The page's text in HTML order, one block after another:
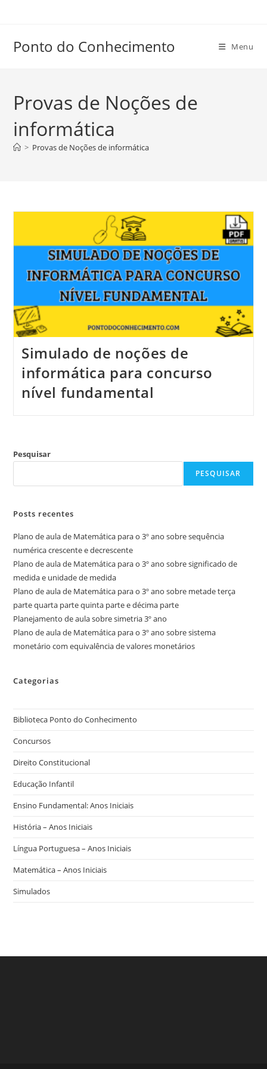
conteúdo
Ponto do Conhecimento Menu
Provas de Noções de
informática
> Provas de Noções de informática
Simulado de noções de
informática para concurso
nível fundamental
Pesquisar
PESQUISAR
Posts recentes
Plano de aula de Matemática para o 3º ano sobre sequência
numérica crescente e decrescente
Plano de aula de Matemática para o 3º ano sobre significado de
medida e unidade de medida
Plano de aula de Matemática para o 3º ano sobre metade terça
parte quarta parte quinta parte e décima parte
Planejamento de aula sobre simetria 3º ano
Plano de aula de Matemática para o 3º ano sobre sistema
monetário com equivalência de valores monetários
Categorias
Biblioteca Ponto do Conhecimento
Concursos
Direito Constitucional
Educação Infantil
Ensino Fundamental: Anos Iniciais
História – Anos Iniciais
Língua Portuguesa – Anos Iniciais
Matemática – Anos Iniciais
Simulados